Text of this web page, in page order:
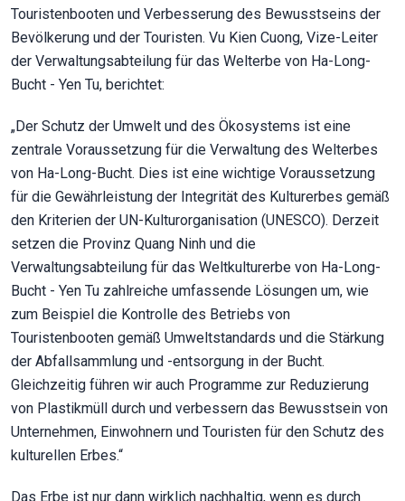
Touristenbooten und Verbesserung des Bewusstseins der
Bevölkerung und der Touristen. Vu Kien Cuong, Vize-Leiter
der Verwaltungsabteilung für das Welterbe von Ha-Long-
Bucht - Yen Tu, berichtet:
„Der Schutz der Umwelt und des Ökosystems ist eine
zentrale Voraussetzung für die Verwaltung des Welterbes
von Ha-Long-Bucht. Dies ist eine wichtige Voraussetzung
für die Gewährleistung der Integrität des Kulturerbes gemäß
den Kriterien der UN-Kulturorganisation (UNESCO). Derzeit
setzen die Provinz Quang Ninh und die
Verwaltungsabteilung für das Weltkulturerbe von Ha-Long-
Bucht - Yen Tu zahlreiche umfassende Lösungen um, wie
zum Beispiel die Kontrolle des Betriebs von
Touristenbooten gemäß Umweltstandards und die Stärkung
der Abfallsammlung und -entsorgung in der Bucht.
Gleichzeitig führen wir auch Programme zur Reduzierung
von Plastikmüll durch und verbessern das Bewusstsein von
Unternehmen, Einwohnern und Touristen für den Schutz des
kulturellen Erbes.“
Das Erbe ist nur dann wirklich nachhaltig, wenn es durch